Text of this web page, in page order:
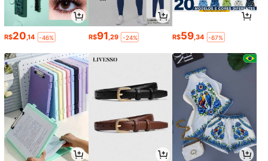
R$20 ,14 -46% R$91 ,29 -24% R$59 ,34 -67%